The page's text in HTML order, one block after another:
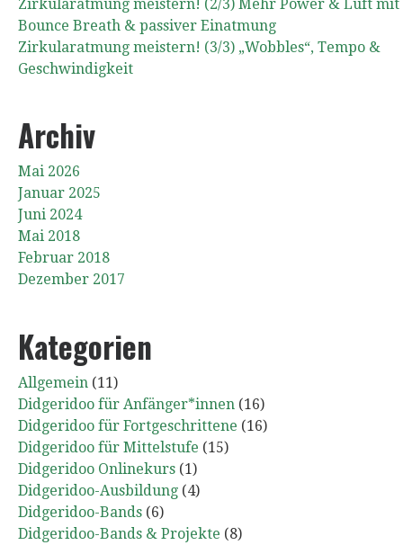
Zirkularatmung meistern! (2/3) Mehr Power & Luft mit
Bounce Breath & passiver Einatmung
Zirkularatmung meistern! (3/3) „Wobbles“, Tempo &
Geschwindigkeit
Archiv
Mai 2026
Januar 2025
Juni 2024
Mai 2018
Februar 2018
Dezember 2017
Kategorien
Allgemein (11)
Didgeridoo für Anfänger*innen (16)
Didgeridoo für Fortgeschrittene (16)
Didgeridoo für Mittelstufe (15)
Didgeridoo Onlinekurs (1)
Didgeridoo-Ausbildung (4)
Didgeridoo-Bands (6)
Didgeridoo-Bands & Projekte (8)